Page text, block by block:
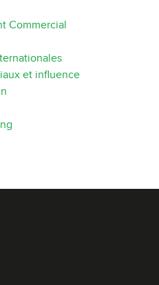
Commercial
et influence